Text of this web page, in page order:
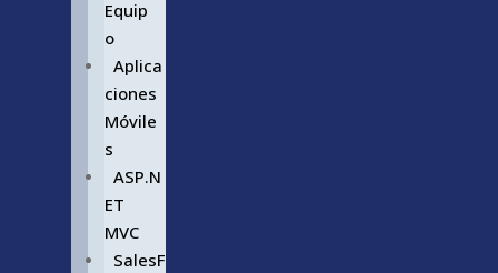
Equip
o
Aplica
ciones
Móvile
s
ASP.N
ET
MVC
SalesF